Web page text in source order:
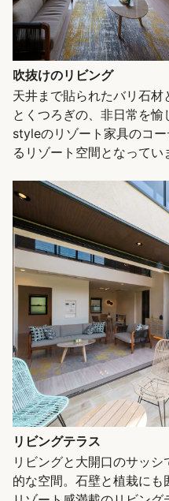
吹抜けのリビング
天井まで貼られたバリ石
とくつろぎの、非日常を
styleのリゾート家具のコ
るリゾート空間となってい
リビングテラス
リビングと大開口のサッ
的な空間。石壁と植栽にも